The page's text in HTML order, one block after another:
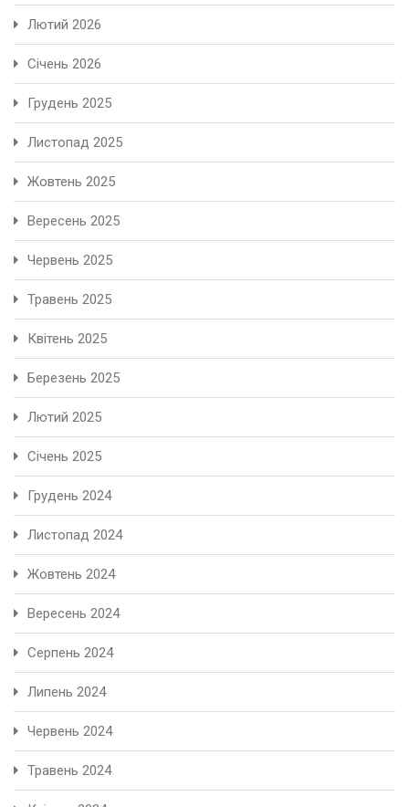
Лютий 2026
Січень 2026
Грудень 2025
Листопад 2025
Жовтень 2025
Вересень 2025
Червень 2025
Травень 2025
Квітень 2025
Березень 2025
Лютий 2025
Січень 2025
Грудень 2024
Листопад 2024
Жовтень 2024
Вересень 2024
Серпень 2024
Липень 2024
Червень 2024
Травень 2024